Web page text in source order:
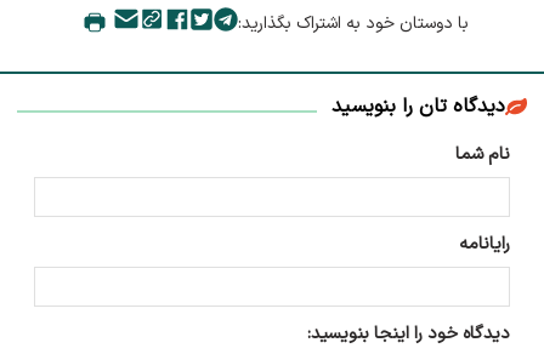
با دوستان خود به اشتراک بگذارید:
دیدگاه تان را بنویسید
نام شما
رایانامه
دیدگاه خود را اینجا بنویسید: